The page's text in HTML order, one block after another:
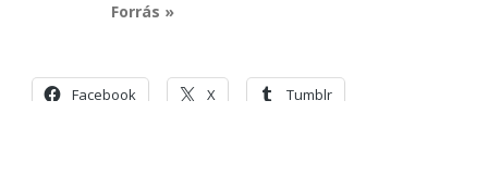
Forrás »
Facebook X Tumblr